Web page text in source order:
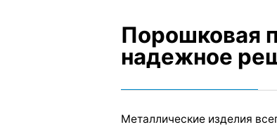
Порошковая
надежное
Металлические изделия